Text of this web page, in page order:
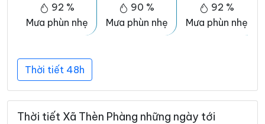
92 %
Mưa phùn nhẹ
90 %
Mưa phùn nhẹ
92 %
Mưa phùn nhẹ
Thời tiết 48h
Thời tiết Xã Thèn Phàng những ngày tới